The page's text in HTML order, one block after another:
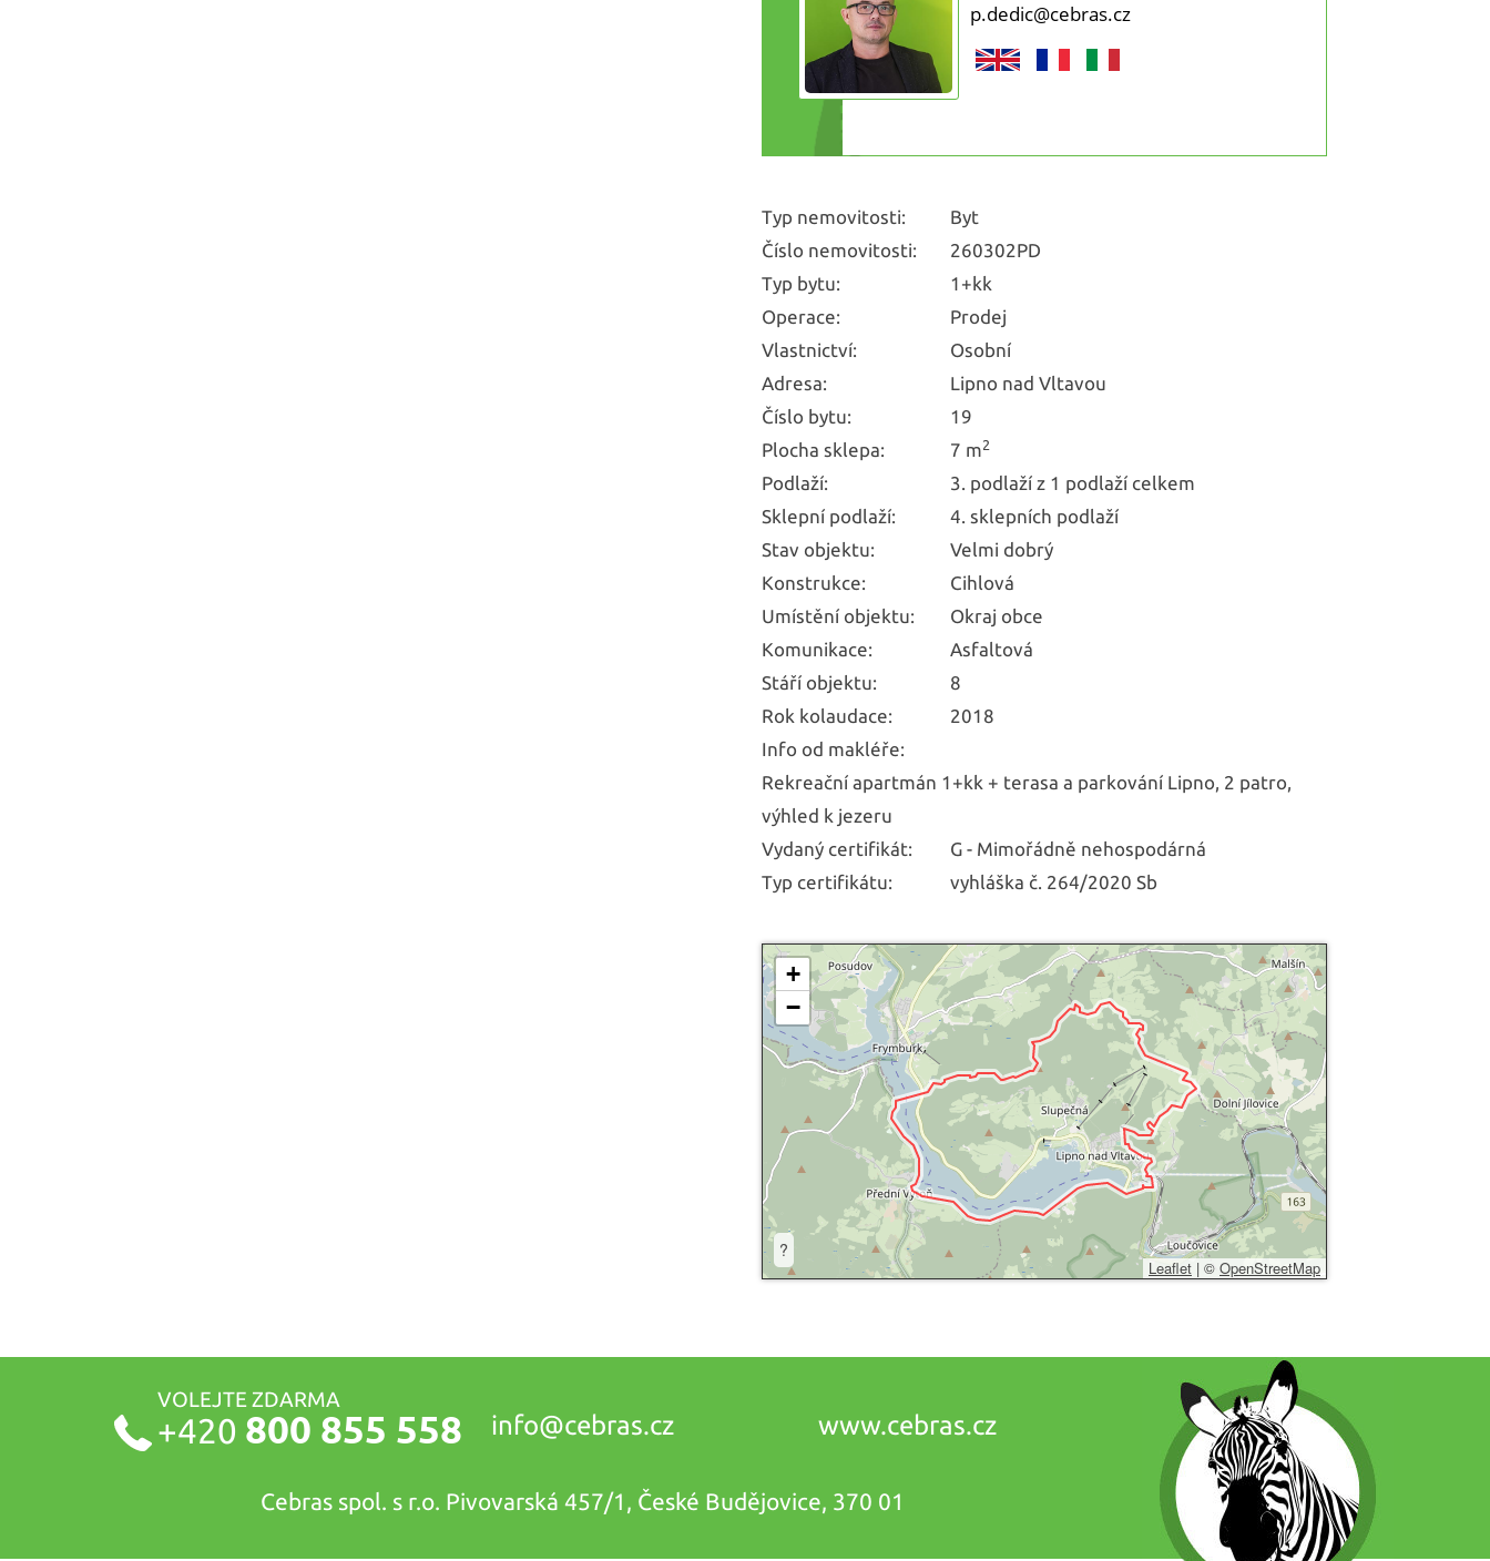
p.dedic@cebras.cz
Typ nemovitosti:
Byt
Číslo nemovitosti:
260302PD
Typ bytu:
1+kk
Operace:
Prodej
Vlastnictví:
Osobní
Adresa:
Lipno nad Vltavou
Číslo bytu:
19
Plocha sklepa:
7 m2
Podlaží:
3. podlaží z 1 podlaží celkem
Sklepní podlaží:
4. sklepních podlaží
Stav objektu:
Velmi dobrý
Konstrukce:
Cihlová
Umístění objektu:
Okraj obce
Komunikace:
Asfaltová
Stáří objektu:
8
Rok kolaudace:
2018
Info od makléře:
Rekreační apartmán 1+kk + terasa a parkování Lipno, 2 patro,
výhled k jezeru
Vydaný certifikát:
G - Mimořádně nehospodárná
Typ certifikátu:
vyhláška č. 264/2020 Sb
+
−
?
Leaflet | © OpenStreetMap
VOLEJTE ZDARMA
+420 800 855 558 info@cebras.cz www.cebras.cz
Cebras spol. s r.o. Pivovarská 457/1, České Budějovice, 370 01